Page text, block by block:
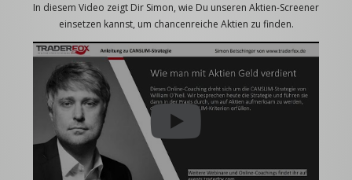
In diesem Video zeigt Dir Simon, wie Du unseren Aktien-Screener
einsetzen kannst, um chancenreiche Aktien zu finden.